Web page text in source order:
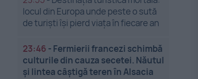
locul din Europa unde peste o sută
de turiști își pierd viața în fiecare an
23:46 - Fermierii francezi schimbă
culturile din cauza secetei. Năutul
și lintea câștigă teren în Alsacia